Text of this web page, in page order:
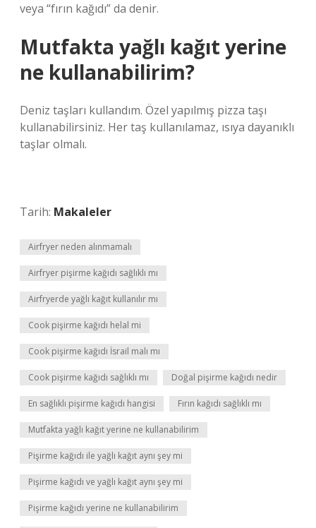
veya “fırın kağıdı” da denir.
Mutfakta yağlı kağıt yerine
ne kullanabilirim?
Deniz taşları kullandım. Özel yapılmış pizza taşı
kullanabilirsiniz. Her taş kullanılamaz, ısıya dayanıklı
taşlar olmalı.
Tarih: Makaleler
Airfryer neden alınmamalı
Airfryer pişirme kağıdı sağlıklı mı
Airfryerde yağlı kağıt kullanılır mı
Cook pişirme kağıdı helal mi
Cook pişirme kağıdı İsrail malı mı
Cook pişirme kağıdı sağlıklı mı Doğal pişirme kağıdı nedir
En sağlıklı pişirme kağıdı hangisi Fırın kağıdı sağlıklı mı
Mutfakta yağlı kağıt yerine ne kullanabilirim
Pişirme kağıdı ile yağlı kağıt aynı şey mi
Pişirme kağıdı ve yağlı kağıt aynı şey mi
Pişirme kağıdı yerine ne kullanabilirim